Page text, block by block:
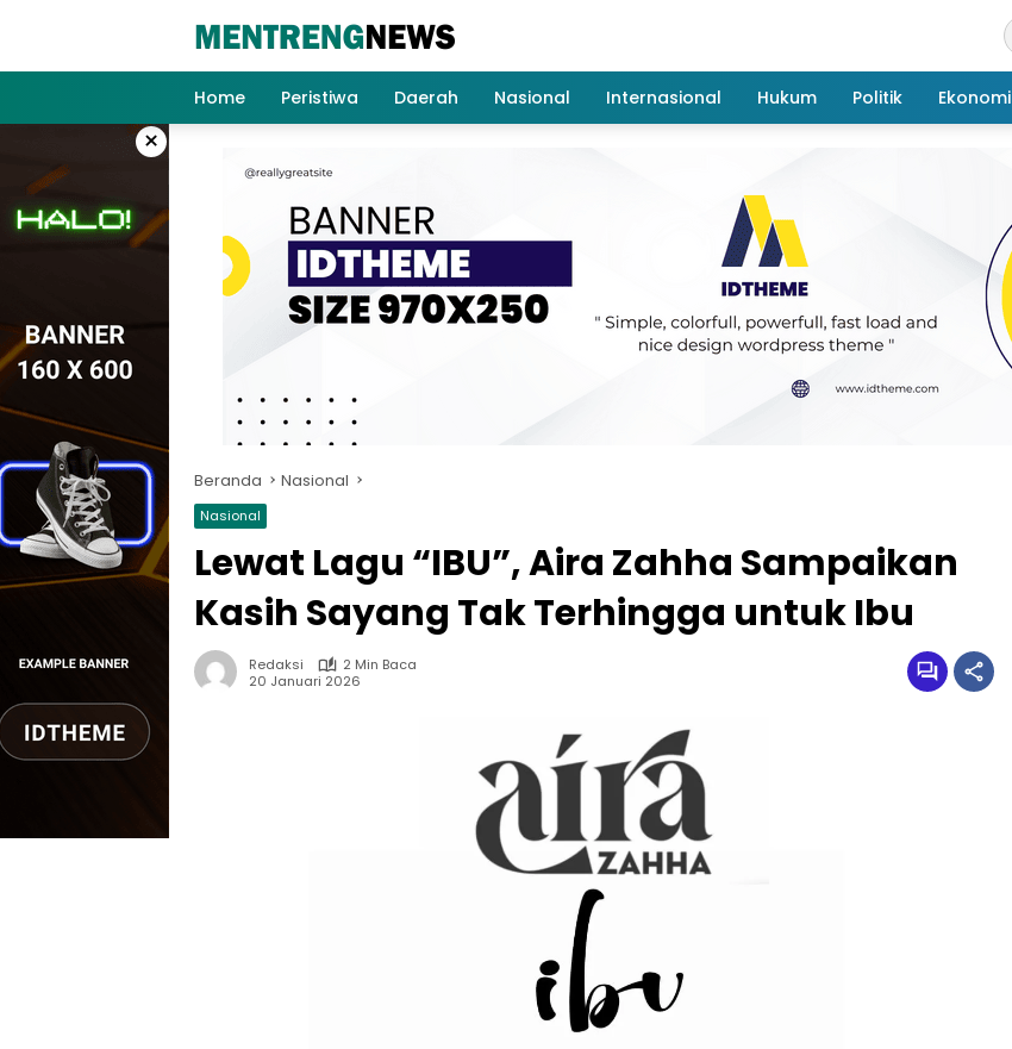
Home
Peristiwa Daerah Nasional Internasional Hukum Politik Ekonomi
×
Beranda Nasional
Nasional
Lewat Lagu “IBU”, Aira Zahha Sampaikan
Kasih Sayang Tak Terhingga untuk Ibu
Redaksi
2 Min Baca
20 Januari 2026